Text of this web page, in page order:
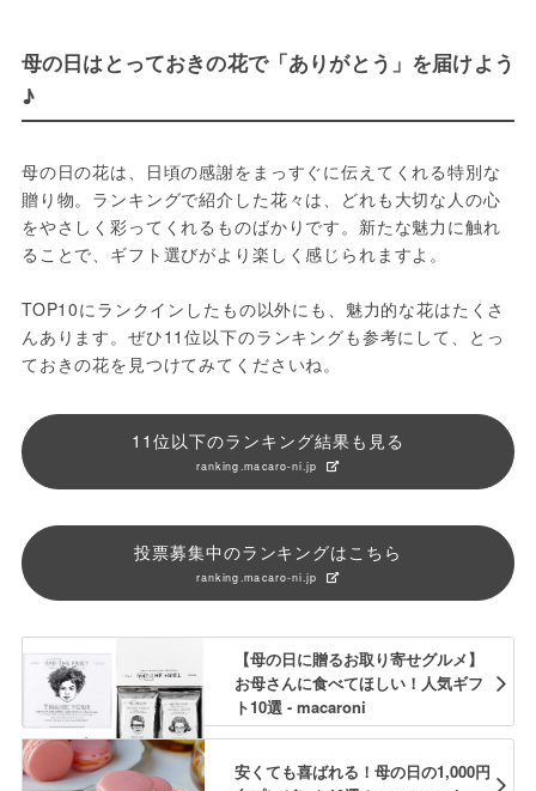
母の日はとっておきの花で「ありがとう」を届けよう
♪
母の日の花は、日頃の感謝をまっすぐに伝えてくれる特別な
贈り物。ランキングで紹介した花々は、どれも大切な人の心
をやさしく彩ってくれるものばかりです。新たな魅力に触れ
ることで、ギフト選びがより楽しく感じられますよ。
TOP10にランクインしたもの以外にも、魅力的な花はたくさ
んあります。ぜひ11位以下のランキングも参考にして、とっ
ておきの花を見つけてみてくださいね。
11位以下のランキング結果も見る
ranking.macaro-ni.jp
投票募集中のランキングはこちら
ranking.macaro-ni.jp
【母の日に贈るお取り寄せグルメ】
お母さんに食べてほしい！人気ギフ
ト10選 - macaroni
安くても喜ばれる！母の日の1,000円